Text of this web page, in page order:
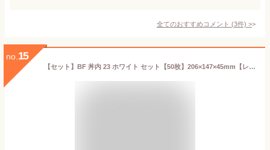
全てのおすすめコメント (3件) >
no. 15
【セット】BF 丼内 23 ホワイト セット【50枚】206×147×45mm【レンジOK】 弁当箱 テイクアウト容器 シーピー化成 業務用 プロ 宅配 デリバリー レンジ 学園祭 文化祭 弁当 容器 使い捨て テイクアウト 料理 お持ち帰り おしゃれ 使い捨て食器 使い捨て皿 器